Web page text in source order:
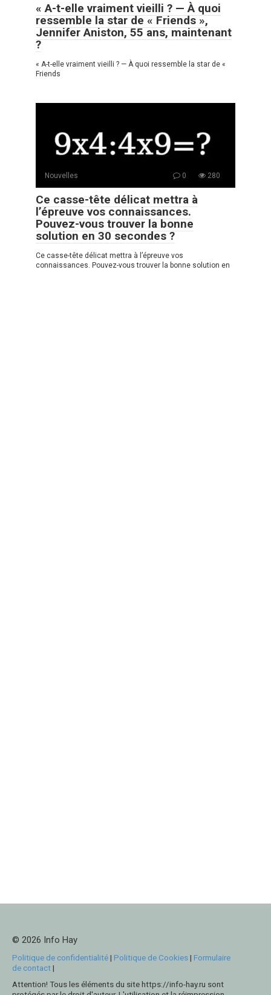
« A-t-elle vraiment vieilli ? — À quoi
ressemble la star de « Friends »,
Jennifer Aniston, 55 ans, maintenant
?
« A-t-elle vraiment vieilli ? — À quoi ressemble la star de «
Friends
Nouvelles 0 280
Ce casse-tête délicat mettra à
l’épreuve vos connaissances.
Pouvez-vous trouver la bonne
solution en 30 secondes ?
Ce casse-tête délicat mettra à l’épreuve vos
connaissances. Pouvez-vous trouver la bonne solution en
© 2026 Info Hay
Politique de confidentialité| Politique de Cookies| Formulaire
de contact|
Attention! Tous les éléments du site https://info-hay.ru sont